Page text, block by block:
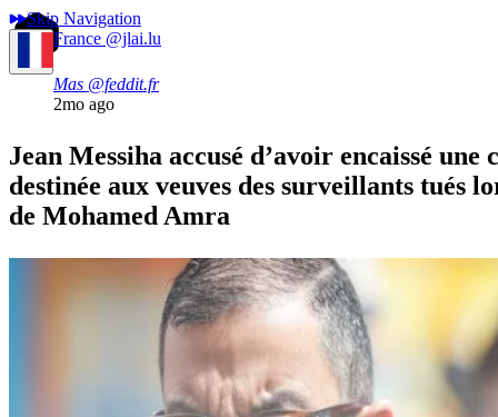
Skip Navigation
France @jlai.lu
Mas @feddit.fr
2mo ago
Jean Messiha accusé d’avoir encaissé une
destinée aux veuves des surveillants tués
de Mohamed Amra